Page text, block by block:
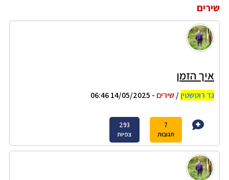
שירים
איך הזמן
גד רוטשטין/ שירים - 14/05/2025 06:46
7
תגובות
293
צפיות